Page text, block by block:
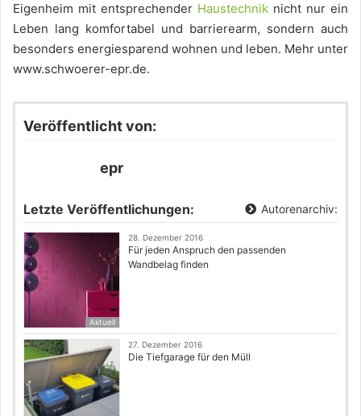
Eigenheim mit entsprechender Haustechnik nicht nur ein
Leben lang komfortabel und barrierearm, sondern auch
besonders energiesparend wohnen und leben. Mehr unter
www.schwoerer-epr.de.
Veröffentlicht von:
epr
Letzte Veröffentlichungen: Autorenarchiv:
Aktuell
28. Dezember 2016
Für jeden Anspruch den passenden
Wandbelag finden
27. Dezember 2016
Die Tiefgarage für den Müll